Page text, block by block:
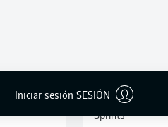
Iniciar sesión SESIÓN
Sprints